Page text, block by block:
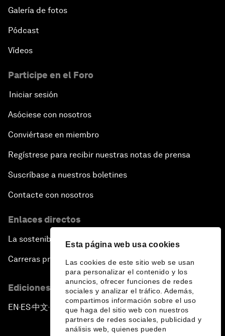
Esta página web usa cookies
Las cookies de este sitio web se usan
para personalizar el contenido y los
anuncios, ofrecer funciones de redes
sociales y analizar el tráfico. Además,
compartimos información sobre el uso
que haga del sitio web con nuestros
partners de redes sociales, publicidad y
análisis web, quienes pueden
Galería de fotos
Pódcast
Vídeos
Participe en el Foro
Iniciar sesión
Asóciese con nosotros
Conviértase en miembro
Regístrese para recibir nuestras notas de prensa
Suscríbase a nuestros boletines
Contacte con nosotros
Enlaces directos
La sostenibilidad en el Foro
Carreras profesionales
Ediciones en otros idiomas
EN ▪ES▪中文▪ 日本語